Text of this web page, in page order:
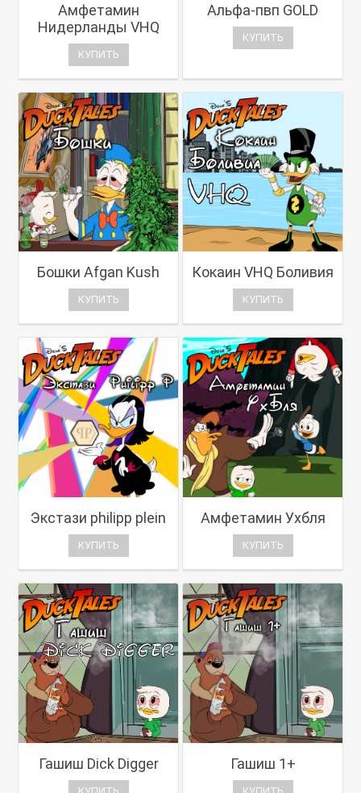
Амфетамин
Нидерланды VHQ
КУПИТЬ
Альфа-пвп GOLD
КУПИТЬ
Бошки Afgan Kush
КУПИТЬ
Кокаин VHQ Боливия
КУПИТЬ
Экстази philipp plein
КУПИТЬ
Амфетамин Ухбля
КУПИТЬ
Гашиш Dick Digger Гашиш 1+